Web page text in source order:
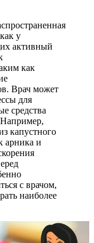
у
активный
как
Врач может
для
средства
капустного
арника и
с врачом,
наиболее